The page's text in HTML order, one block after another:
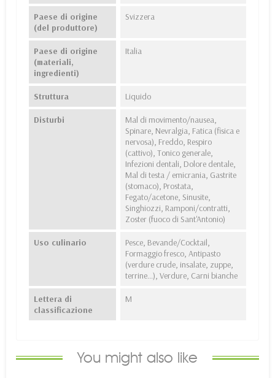
Paese di origine
(del produttore)
Svizzera
Paese di origine
(materiali,
ingredienti)
Italia
Struttura Liquido
Disturbi
Mal di movimento/nausea,
Spinare, Nevralgia, Fatica (fisica e
nervosa), Freddo, Respiro
(cattivo), Tonico generale,
Infezioni dentali, Dolore dentale,
Mal di testa / emicrania, Gastrite
(stomaco), Prostata,
Fegato/acetone, Sinusite,
Singhiozzi, Ramponi/contratti,
Zoster (fuoco di Sant'Antonio)
Uso culinario
Pesce, Bevande/Cocktail,
Formaggio fresco, Antipasto
(verdure crude, insalate, zuppe,
terrine...), Verdure, Carni bianche
Lettera di
classificazione
M
You might also like